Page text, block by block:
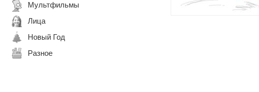
Мультфильмы
Лица
Новый Год
Разное